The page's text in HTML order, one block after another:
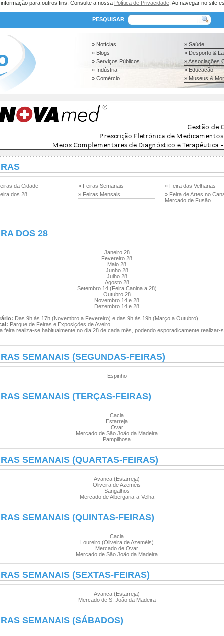
para outros fins. Consulte a nossa Política de Privacidade . Ao navegar no site
PESQUISAR
» Notícias
» Blogs
» Serviços Públicos
» Indústria
» Comércio
» Saúde
» Desporto &
» Associações
» Educação
» Museus &
da Cidade
dos 28
» Feiras Semanais
» Feiras Mensais
» Feira das Velharias
» Feira de Artes no
Mercado de Fusão
DOS 28
Janeiro 28
Fevereiro 28
Maio 28
Junho 28
Julho 28
Agosto 28
Setembro 14 (Feira Canina a 28)
Outubro 28
Novembro 14 e 28
Dezembro 14 e 28
Das 9h às 17h (Novembro a Fevereiro) e das 9h às 19h (Março a Outubro)
Parque de Feiras e Exposições de Aveiro
feira realiza-se habitualmente no dia 28 de cada mês, podendo esporadicamente realizar-
SEMANAIS (SEGUNDAS-FEIRAS)
Espinho
SEMANAIS (TERÇAS-FEIRAS)
Cacia
Estarreja
Ovar
Mercado de São João da Madeira
Pampilhosa
SEMANAIS (QUARTAS-FEIRAS)
Avanca (Estarreja)
Oliveira de Azeméis
Sangalhos
Mercado de Albergaria-a-Velha
SEMANAIS (QUINTAS-FEIRAS)
Cacia
Loureiro (Oliveira de Azeméis)
Mercado de Ovar
Mercado de São João da Madeira
SEMANAIS (SEXTAS-FEIRAS)
Avanca (Estarreja)
Mercado de S. João da Madeira
SEMANAIS (SÁBADOS)